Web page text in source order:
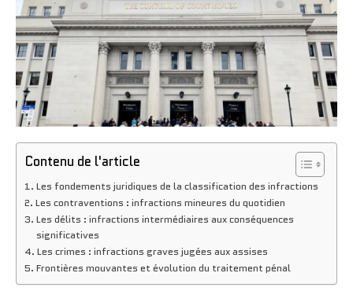
Contenu de l'article
Les fondements juridiques de la classification des infractions
Les contraventions : infractions mineures du quotidien
Les délits : infractions intermédiaires aux conséquences
significatives
Les crimes : infractions graves jugées aux assises
Frontières mouvantes et évolution du traitement pénal